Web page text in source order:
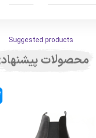
Suggested products
محصولات